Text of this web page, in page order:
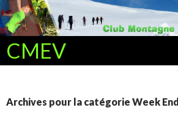
CMEV
Recherche
ALLER AU CONTENU PRINCIPAL
Archives pour la catégorie Week End